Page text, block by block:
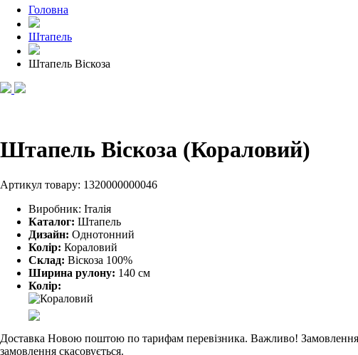
Головна
Штапель
Штапель Віскоза
Штапель Віскоза (Кораловий)
Артикул товару: 1320000000046
Виробник: Італія
Каталог: Штапель
Дизайн: Однотонний
Колір: Кораловий
Склад: Віскоза 100%
Ширина рулону: 140 см
Колір:
Доставка Новою поштою по тарифам перевізника. Важливо!
замовлення скасовується.